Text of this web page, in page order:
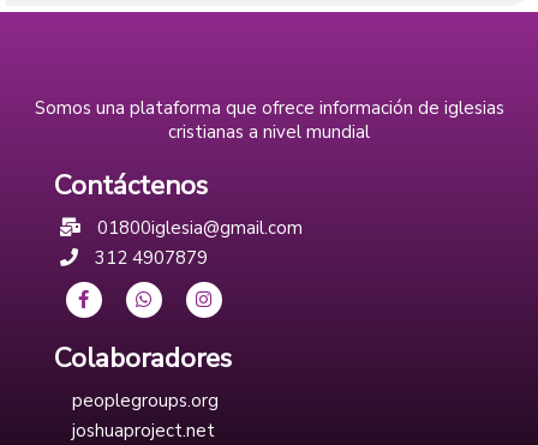
Somos una plataforma que ofrece información de iglesias
cristianas a nivel mundial
Contáctenos
01800iglesia@gmail.com
312 4907879
Colaboradores
peoplegroups.org
joshuaproject.net